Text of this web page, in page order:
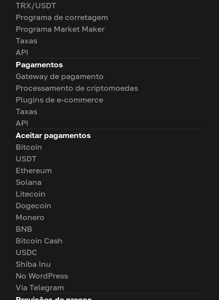
TRX/USDT
Programa de corretagem
Programa Market Maker
Taxas
API
Pagamentos
Gateway de pagamento
Processamento de criptomoedas
Plugins de e-commerce
Taxas
API
Aceitar pagamentos
Bitcoin
USDT
Ethereum
Solana
Litecoin
Dogecoin
Monero
BNB
Bitcoin Cash
USDC
Shiba Inu
No WordPress
Via Telegram